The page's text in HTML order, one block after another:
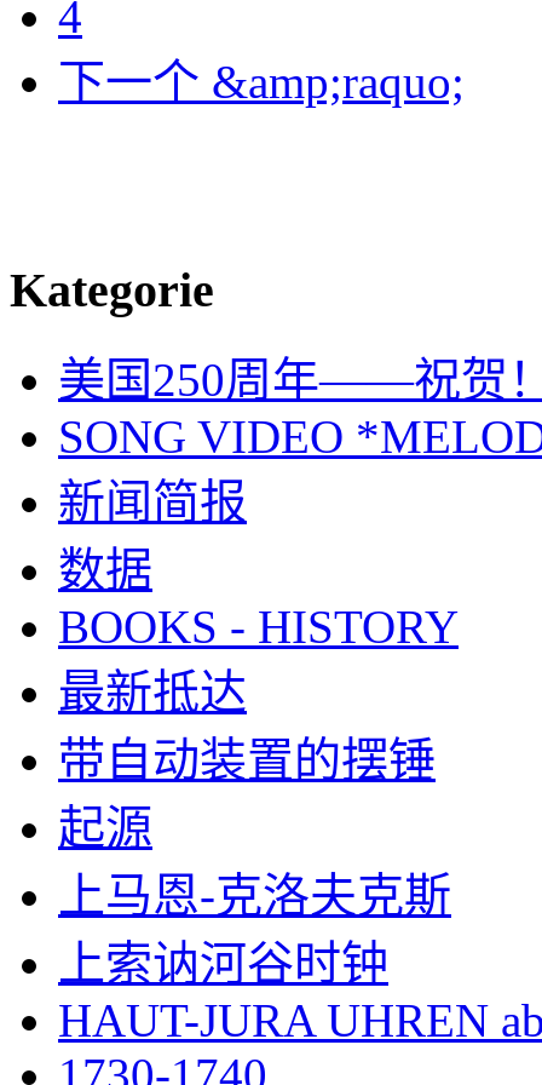
4
下一个 &amp;raquo;
Kategorie
美国250周年——祝贺
SONG VIDEO
新闻简报
数据
BOOKS - HISTORY
最新抵达
带自动装置的摆锤
起源
上马恩-克洛夫克斯
上索讷河谷时钟
HAUT-JURA UHREN